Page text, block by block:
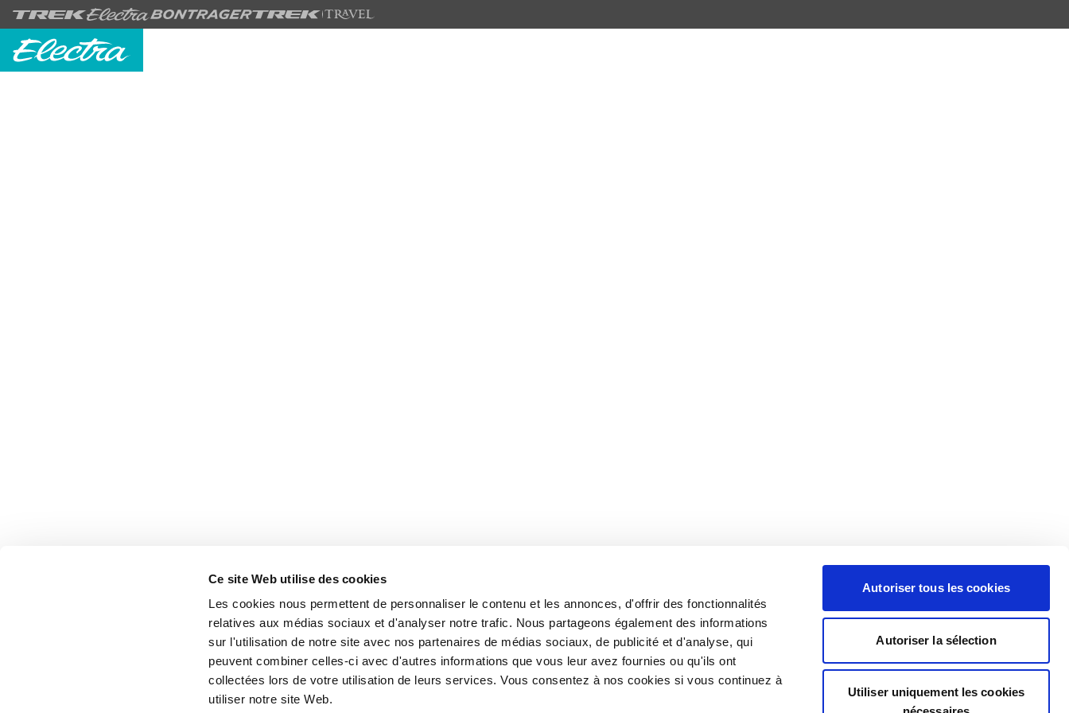
Ce site Web utilise des cookies
Les cookies nous permettent de personnaliser le contenu et les annonces, d'offrir des fonctionnalités
relatives aux médias sociaux et d'analyser notre trafic. Nous partageons également des informations
sur l'utilisation de notre site avec nos partenaires de médias sociaux, de publicité et d'analyse, qui
peuvent combiner celles-ci avec d'autres informations que vous leur avez fournies ou qu'ils ont
collectées lors de votre utilisation de leurs services. Vous consentez à nos cookies si vous continuez à
utiliser notre site Web.
Autoriser tous les cookies
Autoriser la sélection
Utiliser uniquement les cookies